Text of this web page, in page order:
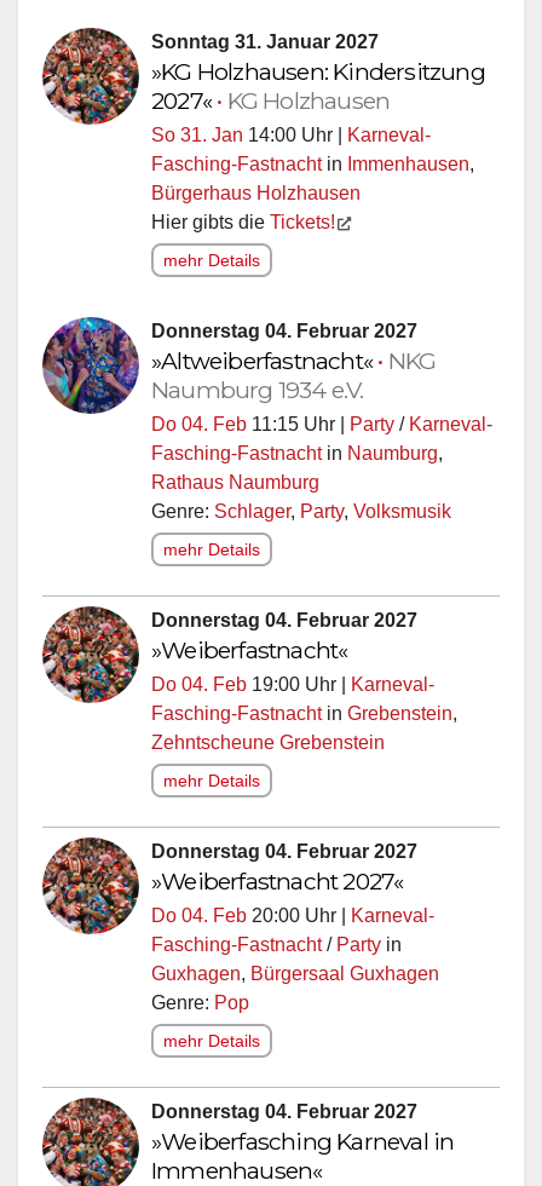
Sonntag 31. Januar 2027
»KG Holzhausen: Kindersitzung
2027«• KG Holzhausen
So 31. Jan 14:00 Uhr |
Karneval-
Fasching-Fastnachtin Immenhausen,
Bürgerhaus Holzhausen
Hier gibts die Tickets!
mehr Details
Donnerstag 04. Februar 2027
»Altweiberfastnacht«• NKG
Naumburg 1934 e.V.
Do 04. Feb 11:15 Uhr | Party / Karneval-
Fasching-Fastnachtin Naumburg,
Rathaus Naumburg
Genre: Schlager, Party, Volksmusik
mehr Details
Donnerstag 04. Februar 2027
»Weiberfastnacht«
Do 04. Feb 19:00 Uhr |
Karneval-
Fasching-Fastnachtin Grebenstein,
Zehntscheune Grebenstein
mehr Details
Donnerstag 04. Februar 2027
»Weiberfastnacht 2027«
Do 04. Feb 20:00 Uhr |
Karneval-
Fasching-Fastnacht/ Party in
Guxhagen, Bürgersaal Guxhagen
Genre: Pop
mehr Details
Donnerstag 04. Februar 2027
»Weiberfasching Karneval in
Immenhausen«